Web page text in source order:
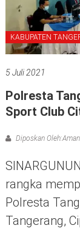
KABUPATEN
5 Juli 2021
Polresta
Sport Club
Diposkan
rangka
Polresta
Tangerang,